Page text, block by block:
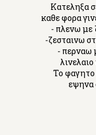
Κατεληξα
καθε φορα
- πλενω με
-ζεσταινω
- περναω
Το φαγητο
εψηνα